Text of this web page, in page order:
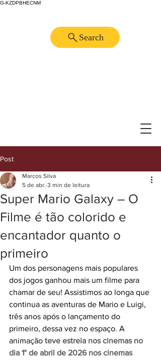
G-KZDPBHECNM
Search
Post
Super Mario Galaxy – O
Filme é tão colorido e
encantador quanto o
primeiro
Marcos Silva
5 de abr. 3 min de leitura
Um dos personagens mais populares
dos jogos ganhou mais um filme para
chamar de seu! Assistimos ao longa que
continua as aventuras de Mario e Luigi,
três anos após o lançamento do
primeiro, dessa vez no espaço. A
animação teve estreia nos cinemas no
dia 1° de abril de 2026 nos cinemas